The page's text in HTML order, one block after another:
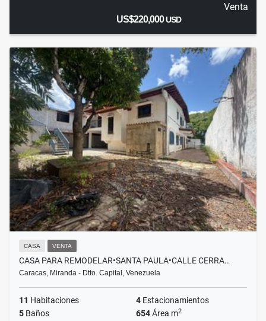
Venta
US$220,000USD
CASA VENTA
CASA PARA REMODELAR•SANTA PAULA•CALLE CERRA…
Caracas, Miranda - Dtto. Capital, Venezuela
11 Habitaciones 4 Estacionamientos
5 Baños 654Área m2